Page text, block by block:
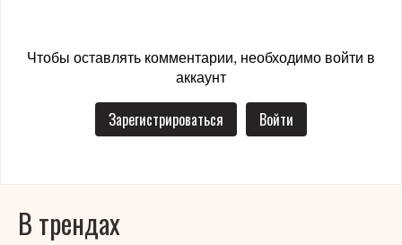
Чтобы оставлять комментарии, необходимо войти в
аккаунт
Зарегистрироваться Войти
В трендах